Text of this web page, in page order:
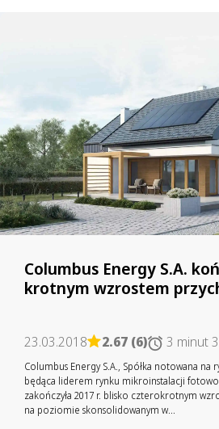
Columbus Energy S.A.
krotnym wzrostem
23.03.2018 2.67 (6) 3 minut
Columbus Energy S.A., Spółka notowana na
będąca liderem rynku mikroinstalacji
zakończyła 2017 r. blisko czterokrotnym
na poziomie skonsolidowanym w...